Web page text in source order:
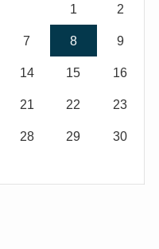
1 2
7 8 9
14 15 16
21 22 23
28 29 30